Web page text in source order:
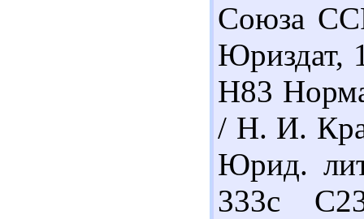
Союза
Юриздат,
Н83
/ Н. И.
Юрид.
333с